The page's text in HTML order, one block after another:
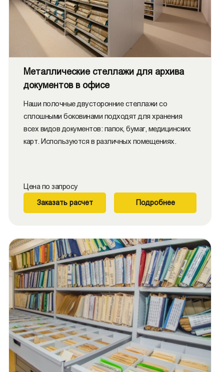
Металлические стеллажи для архива
документов в офисе
Наши полочные двусторонние стеллажи со
сплошными боковинами подходят для хранения
всех видов документов: папок, бумаг, медицинских
карт. Используются в различных помещениях.
Цена по запросу
Заказать расчет Подробнее